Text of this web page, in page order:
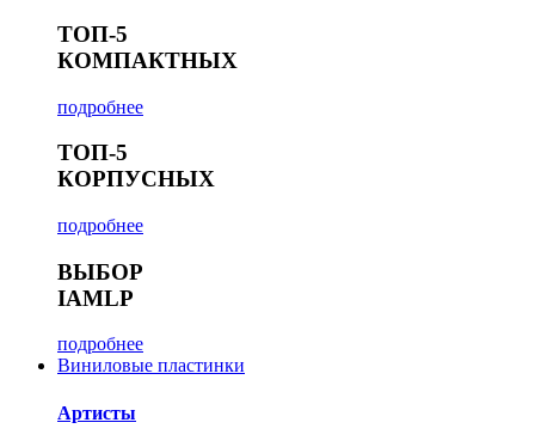
ТОП-5
КОМПАКТНЫХ
подробнее
ТОП-5
КОРПУСНЫХ
подробнее
ВЫБОР
IAMLP
подробнее
Виниловые пластинки
Артисты